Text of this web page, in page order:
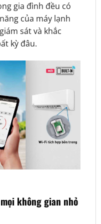
gia đình đều có
của máy lạnh
sát và khắc
kỳ đâu.
không gian nhỏ